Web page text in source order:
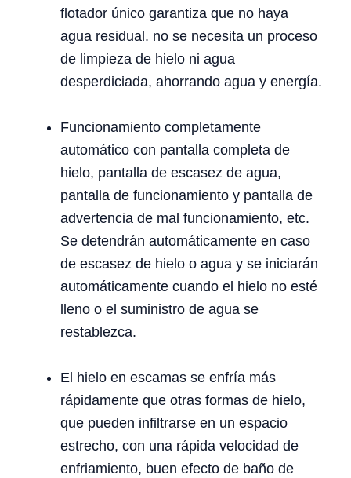
flotador único garantiza que no haya
agua residual. no se necesita un proceso
de limpieza de hielo ni agua
desperdiciada, ahorrando agua y energía.
Funcionamiento completamente
automático con pantalla completa de
hielo, pantalla de escasez de agua,
pantalla de funcionamiento y pantalla de
advertencia de mal funcionamiento, etc.
Se detendrán automáticamente en caso
de escasez de hielo o agua y se iniciarán
automáticamente cuando el hielo no esté
lleno o el suministro de agua se
restablezca.
El hielo en escamas se enfría más
rápidamente que otras formas de hielo,
que pueden infiltrarse en un espacio
estrecho, con una rápida velocidad de
enfriamiento, buen efecto de baño de